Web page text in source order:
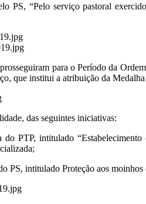
PS, “Pelo serviço pastoral
para o Período da
que institui a atribuição da
das seguintes iniciativas:
PTP, intitulado
PS, intitulado Proteção aos